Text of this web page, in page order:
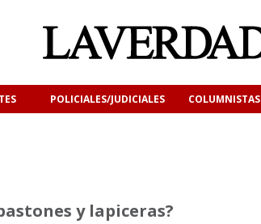
POLICIALES/JUDICIALES COLUMNISTAS
y lapiceras?